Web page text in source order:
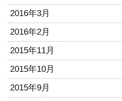
2016年3月
2016年2月
2015年11月
2015年10月
2015年9月